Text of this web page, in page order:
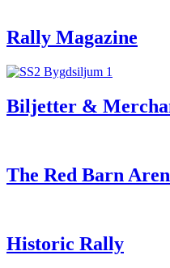
Rally Magazine
Biljetter &
The Red Barn
Historic Rally